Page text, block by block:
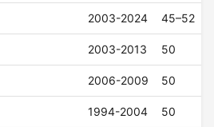
2003-2024 45–52
2003-2013 50
2006-2009 50
1994-2004 50